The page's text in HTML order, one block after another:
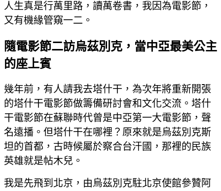
人生真是行萬里路，讀萬卷書，我因為電影節，
又有機緣管窺一二。
隨電影節二訪烏茲別克，當中亞最美公主
的座上賓
幾年前，有人請我去塔什干，為次年將重新開張
的塔什干電影節做籌備研討會和文化交流。塔什
干電影節在蘇聯時代曾是中亞第一大電影節，聲
名遠播。但塔什干在哪裡？原來就是烏茲別克斯
坦的首都，古時候屬於察合台汗國，那裡的民族
英雄就是帖木兒。
我是先飛到北京，由烏茲別克駐北京使館參贊阿